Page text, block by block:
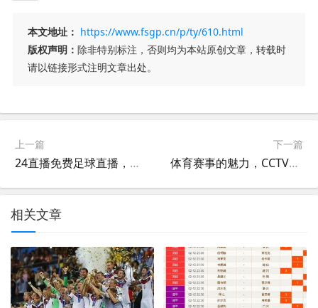
本文地址： https://www.fsgp.cn/p/ty/610.html
版权声明： 除非特别标注，否则均为本站原创文章，转载时
请以链接形式注明文章出处。
上一篇
24直播免费足球直播，高清赛事体验-观赛无忧解决方案
下一篇
体育赛事的魅力，CCTV5现场直播-实时观看体育激情
相关文章